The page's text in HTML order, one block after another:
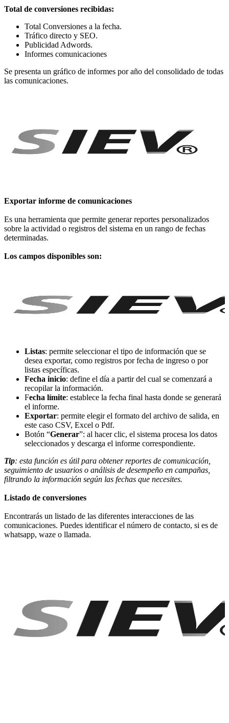
Total de conversiones recibidas:
Total Conversiones a la fecha.
Tráfico directo y SEO.
Publicidad Adwords.
Informes comunicaciones
Se presenta un gráfico de informes por año del consolidado de todas
las comunicaciones.
Exportar informe de comunicaciones
Es una herramienta que permite generar reportes personalizados
sobre la actividad o registros del sistema en un rango de fechas
determinadas.
Los campos disponibles son:
Listas: permite seleccionar el tipo de información que se
desea exportar, como registros por fecha de ingreso o por
listas específicas.
Fecha inicio: define el día a partir del cual se comenzará a
recopilar la información.
Fecha límite: establece la fecha final hasta donde se generará
el informe.
Exportar: permite elegir el formato del archivo de salida, en
este caso CSV, Excel o Pdf.
Botón “Generar”: al hacer clic, el sistema procesa los datos
seleccionados y descarga el informe correspondiente.
Tip: esta función es útil para obtener reportes de comunicación,
seguimiento de usuarios o análisis de desempeño en campañas,
filtrando la información según las fechas que necesites.
Listado de conversiones
Encontrarás un listado de las diferentes interacciones de las
comunicaciones. Puedes identificar el número de contacto, si es de
whatsapp, waze o llamada.